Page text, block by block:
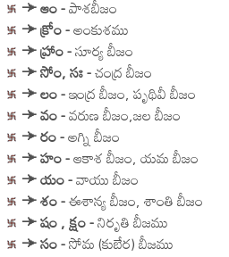
➛ఆం-పాశబీజం
➛క్రోం-అంకుశము
➛హ్రాం-సూర్య బీజం
➛సోం, సః-చంద్ర బీజం
➛లం-ఇంద్ర బీజం, పృథివీ బీజం
➛వం-వరుణ బీజం,జల బీజం
➛రం-అగ్ని బీజం
➛హం-ఆకాశ బీజం, యమ బీజం
➛యం-వాయు బీజం
➛శం-ఈశాన్య బీజం, శాంతి బీజం
➛షం , క్షం-నిరృతి బీజము
➛సం-సోమ (కుబేర) బీజము